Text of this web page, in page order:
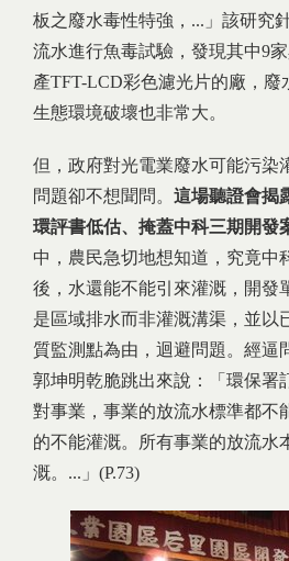
板之廢水毒性特強，...」該研究
流水進行魚毒試驗，發現其中9
產TFT-LCD彩色濾光片的廠，廢
生態環境破壞也非常大。
但，政府對光電業廢水可能污染
問題卻不想聞問。 這場聽證會揭
環評書低估、掩蓋中科三期開發
中，農民急切地想知道，究竟中
後，水還能不能引來灌溉，開發
是區域排水而非灌溉溝渠，並以
質監測點為由，迴避問題。經逼
郭坤明乾脆跳出來說：「環保署
對事業，事業的放流水標準都不
的不能灌溉。所有事業的放流水
溉。...」(P.73)